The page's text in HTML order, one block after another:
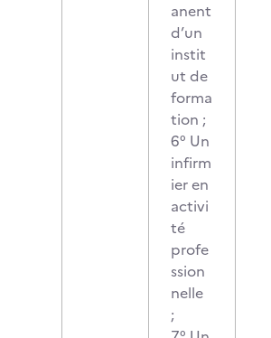
anent
d’un
instit
ut de
forma
tion ;
6° Un
infirm
ier en
activi
té
profe
ssion
nelle
;